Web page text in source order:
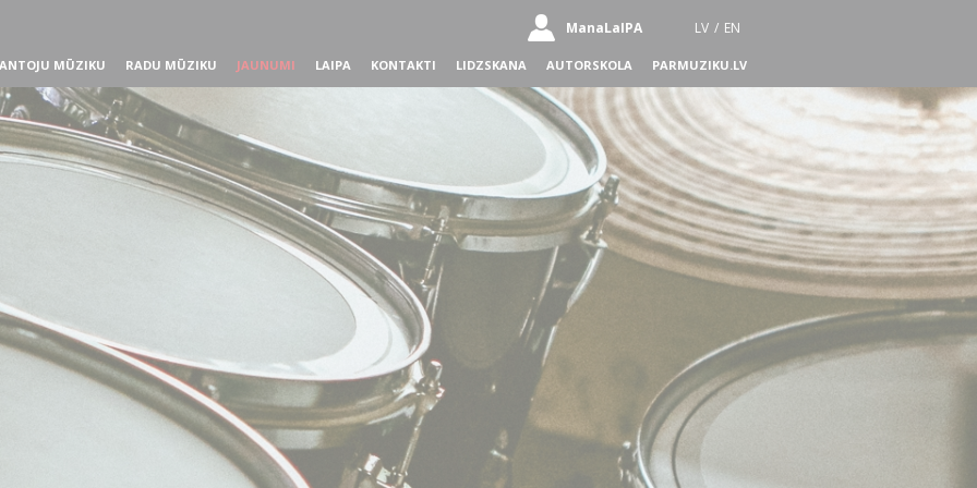
ManaLaIPA LV / EN
MŪZIKU RADU MŪZIKU JAUNUMI LAIPA KONTAKTI LIDZSKANA AUTORSKOLA PARMUZIKU.LV